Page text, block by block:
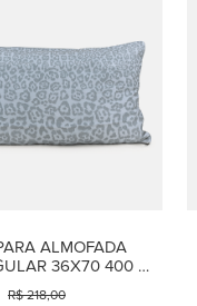
ALMOFADA
36X70 400
FIOS FELINI
R$ 218,00